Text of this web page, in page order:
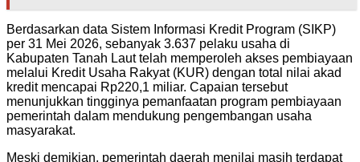
Berdasarkan data Sistem Informasi Kredit Program (SIKP)
per 31 Mei 2026, sebanyak 3.637 pelaku usaha di
Kabupaten Tanah Laut telah memperoleh akses pembiayaan
melalui Kredit Usaha Rakyat (KUR) dengan total nilai akad
kredit mencapai Rp220,1 miliar. Capaian tersebut
menunjukkan tingginya pemanfaatan program pembiayaan
pemerintah dalam mendukung pengembangan usaha
masyarakat.
Meski demikian, pemerintah daerah menilai masih terdapat